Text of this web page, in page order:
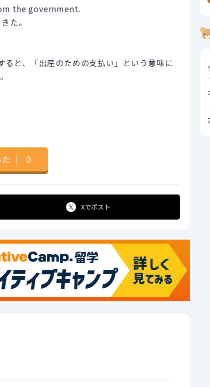
the government.
た。
と、「出産のための支払い」という意味に
｜ 0
Xでポスト